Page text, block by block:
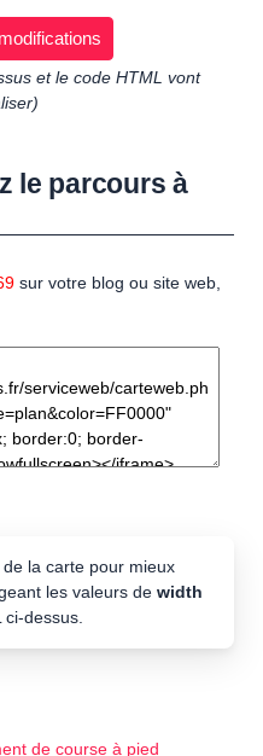
Valider les modifications
et le code HTML vont
le parcours à
sur votre blog ou site web,
la carte pour mieux
les valeurs de width
ci-dessus.